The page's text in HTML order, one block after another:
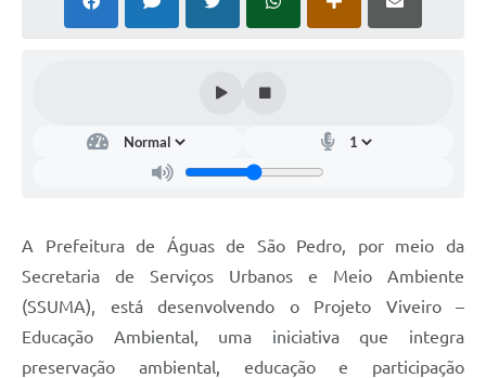
A Prefeitura de Águas de São Pedro, por meio da
Secretaria de Serviços Urbanos e Meio Ambiente
(SSUMA), está desenvolvendo o Projeto Viveiro –
Educação Ambiental, uma iniciativa que integra
preservação ambiental, educação e participação